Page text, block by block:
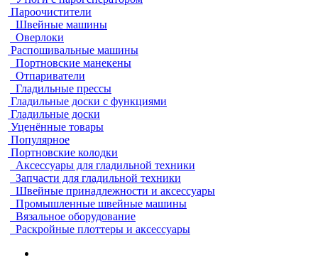
Пароочистители
Швейные машины
Оверлоки
Распошивальные машины
Портновские манекены
Отпариватели
Гладильные прессы
Гладильные доски с функциями
Гладильные доски
Уценённые товары
Популярное
Портновские колодки
Аксессуары для гладильной техники
Запчасти для гладильной техники
Швейные принадлежности и аксессуары
Промышленные швейные машины
Вязальное оборудование
Раскройные плоттеры и аксессуары